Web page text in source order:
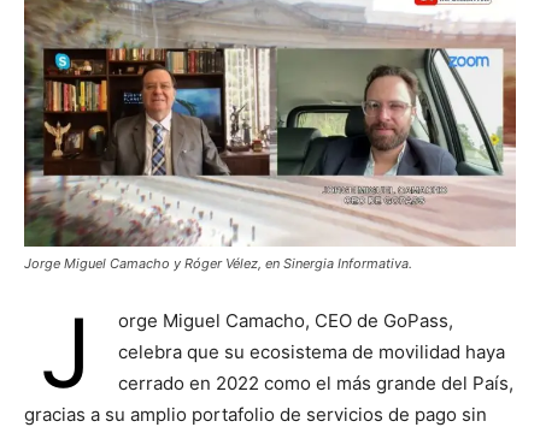
Jorge Miguel Camacho y Róger Vélez, en Sinergia Informativa.
J
orge Miguel Camacho, CEO de GoPass,
celebra que su ecosistema de movilidad haya
cerrado en 2022 como el más grande del País,
gracias a su amplio portafolio de servicios de pago sin